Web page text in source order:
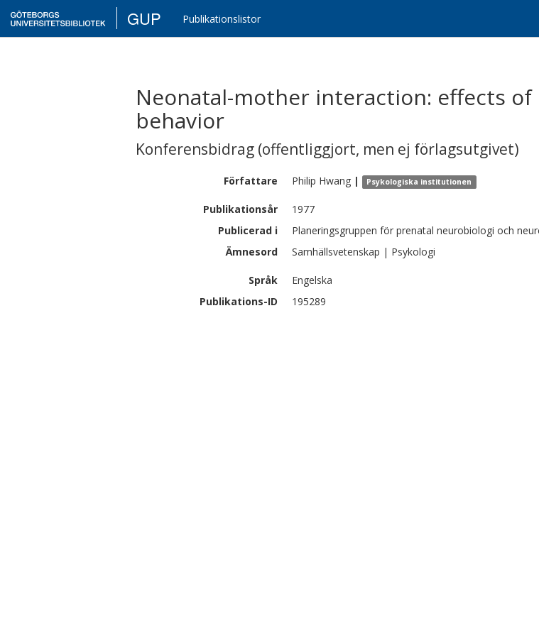
GUP Publikationslistor
Neonatal-mother interaction: effects
behavior
Konferensbidrag (offentliggjort, men ej förlagsutgivet)
Författare Philip Hwang | Psykologiska institutionen
Publikationsår
1977
Publicerad i
Planeringsgruppen för prenatal neurobiologi och
Ämnesord
Samhällsvetenskap | Psykologi
Språk
Engelska
Publikations-ID
195289